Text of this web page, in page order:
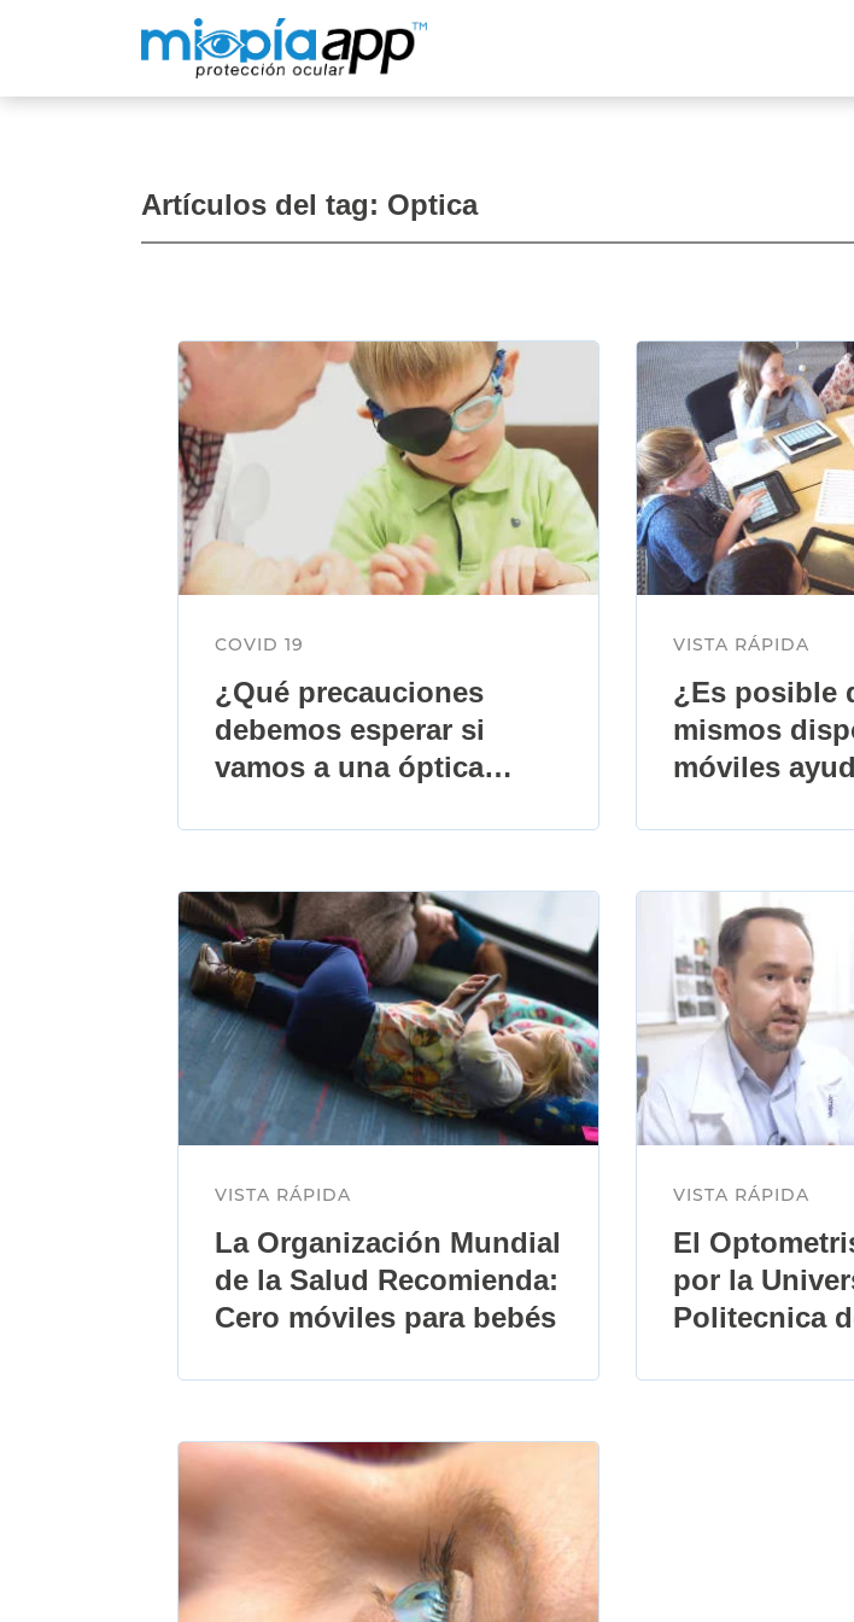
Artículos del tag: Optica
COVID 19
¿Qué precauciones
debemos esperar si
vamos a una óptica
VISTA RÁPIDA
¿Es posible
mismos
móviles
VISTA RÁPIDA
La Organización Mundial
de la Salud Recomienda:
Cero móviles para bebés
VISTA RÁPIDA
El
por la
Politecnica